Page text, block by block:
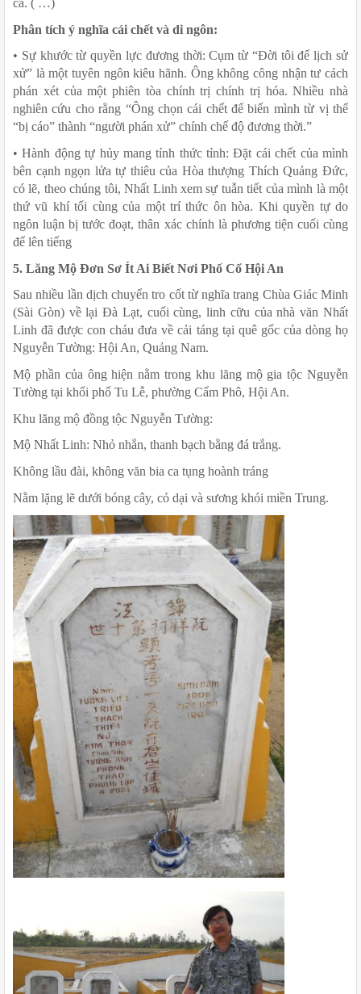
cả. ( …)
Phân tích ý nghĩa cái chết và di ngôn:
• Sự khước từ quyền lực đương thời: Cụm từ “Đời tôi để lịch sử
xử” là một tuyên ngôn kiêu hãnh. Ông không công nhận tư cách
phán xét của một phiên tòa chính trị chính trị hóa. Nhiều nhà
nghiên cứu cho rằng “Ông chọn cái chết để biến mình từ vị thế
“bị cáo” thành “người phán xử” chính chế độ đương thời.”
• Hành động tự hủy mang tính thức tỉnh: Đặt cái chết của mình
bên cạnh ngọn lửa tự thiêu của Hòa thượng Thích Quảng Đức,
có lẽ, theo chúng tôi, Nhất Linh xem sự tuẫn tiết của mình là một
thứ vũ khí tối cùng của một trí thức ôn hòa. Khi quyền tự do
ngôn luận bị tước đoạt, thân xác chính là phương tiện cuối cùng
để lên tiếng
5. Lăng Mộ Đơn Sơ Ít Ai Biết Nơi Phố Cổ Hội An
Sau nhiều lần dịch chuyển tro cốt từ nghĩa trang Chùa Giác Minh
(Sài Gòn) về lại Đà Lạt, cuối cùng, linh cữu của nhà văn Nhất
Linh đã được con cháu đưa về cải táng tại quê gốc của dòng họ
Nguyễn Tường: Hội An, Quảng Nam.
Mộ phần của ông hiện nằm trong khu lăng mộ gia tộc Nguyễn
Tường tại khối phố Tu Lễ, phường Cẩm Phô, Hội An.
Khu lăng mộ đồng tộc Nguyễn Tường:
Mộ Nhất Linh: Nhỏ nhắn, thanh bạch bằng đá trắng.
Không lầu đài, không văn bia ca tụng hoành tráng
Nằm lặng lẽ dưới bóng cây, cỏ dại và sương khói miền Trung.